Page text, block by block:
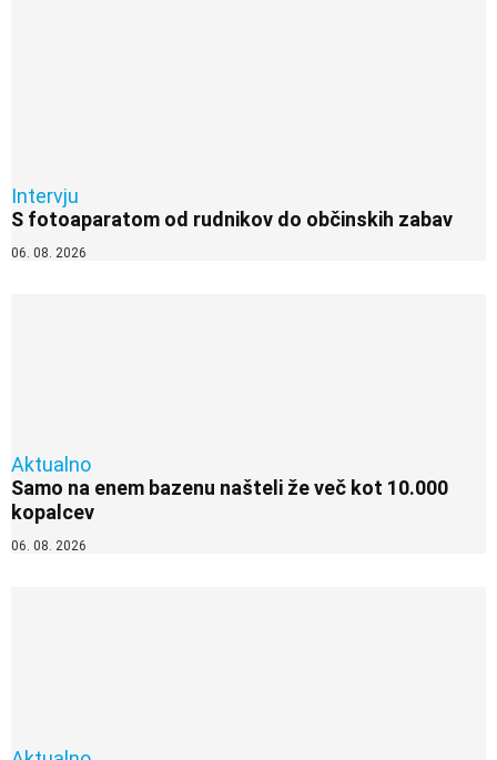
Intervju
S fotoaparatom od rudnikov do občinskih zabav
06. 08. 2026
Aktualno
Samo na enem bazenu našteli že več kot 10.000
kopalcev
06. 08. 2026